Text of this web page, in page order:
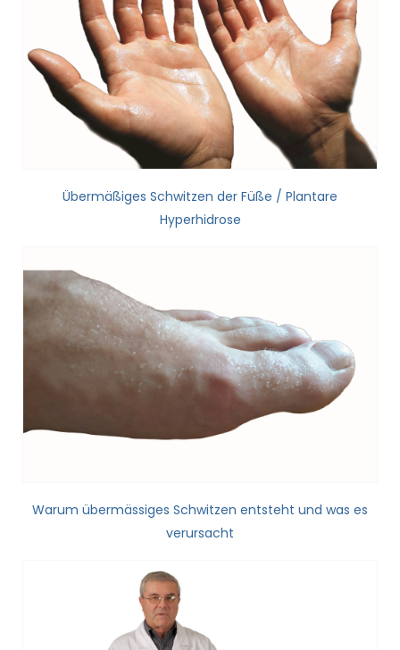
Übermäßiges Schwitzen der Füße / Plantare
Hyperhidrose
Warum übermässiges Schwitzen entsteht und was es
verursacht